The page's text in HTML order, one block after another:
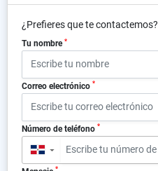
¿Prefieres que te contactemos?
Tu nombre *
Correo electrónico *
Número de teléfono *
▼
*